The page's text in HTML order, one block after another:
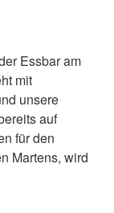
Essbar am
mit
unsere
auf
für den
Martens, wird